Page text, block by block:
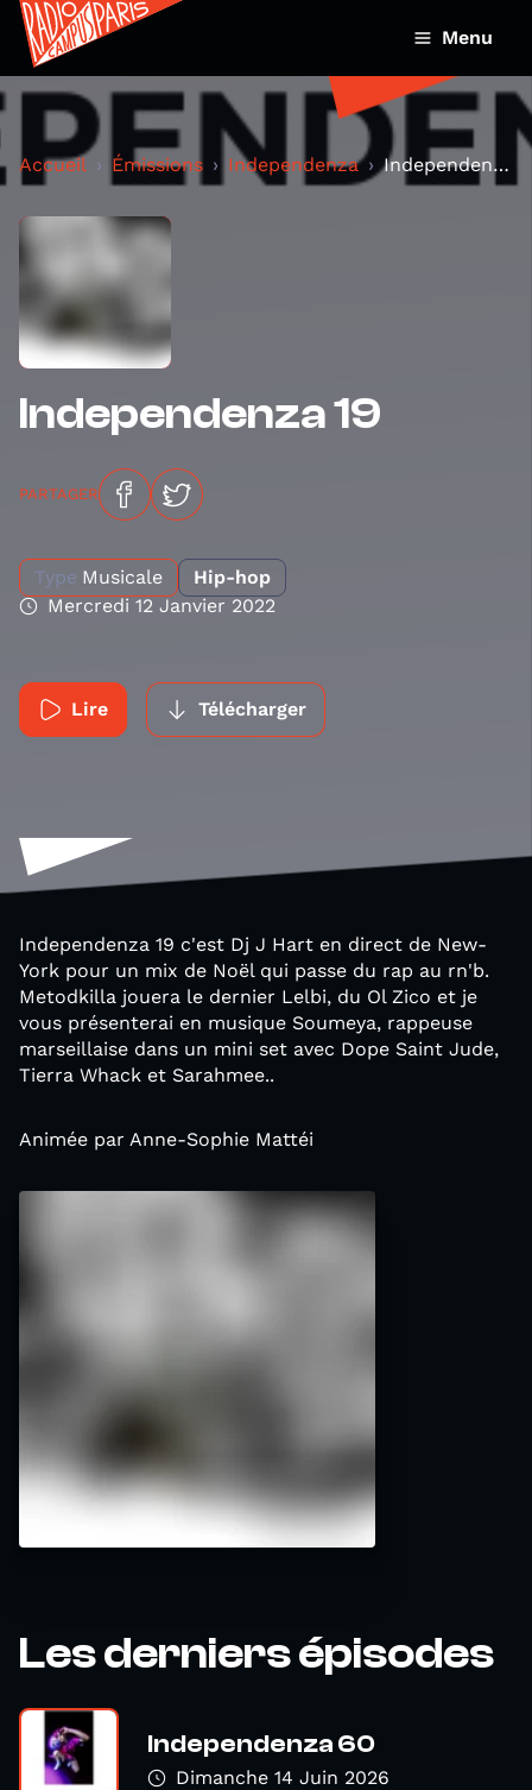
Menu
Accueil Émissions Independenza Independenza 19
Independenza 19
PARTAGER
Type Musicale
Hip-hop
Mercredi 12 Janvier 2022
Lire Télécharger
Independenza 19 c'est Dj J Hart en direct de New-
York pour un mix de Noël qui passe du rap au rn'b.
Metodkilla jouera le dernier Lelbi, du Ol Zico et je
vous présenterai en musique Soumeya, rappeuse
marseillaise dans un mini set avec Dope Saint Jude,
Tierra Whack et Sarahmee..
Animée par Anne-Sophie Mattéi
Les derniers épisodes
Independenza 60
Dimanche 14 Juin 2026